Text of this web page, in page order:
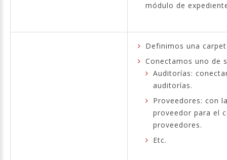
módulo de
Definimos una
Conectamos uno de
Auditorías:
auditorías.
Proveedores: con
proveedor para el
proveedores.
Etc.